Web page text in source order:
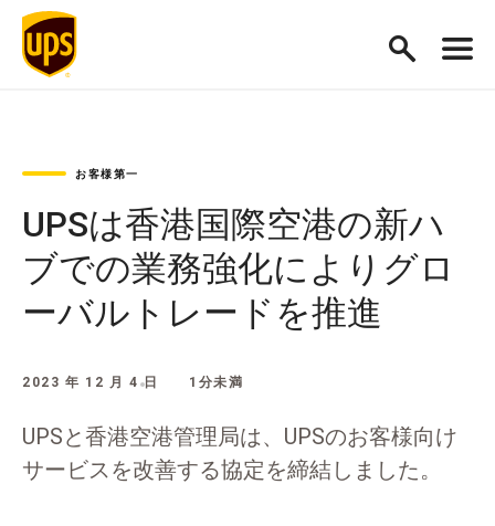
お客様第一
UPSは香港国際空港の新ハ
ブでの業務強化によりグロ
ーバルトレードを推進
2023 年 12 月 4 日 1分未満
UPSと香港空港管理局は、UPSのお客様向け
サービスを改善する協定を締結しました。